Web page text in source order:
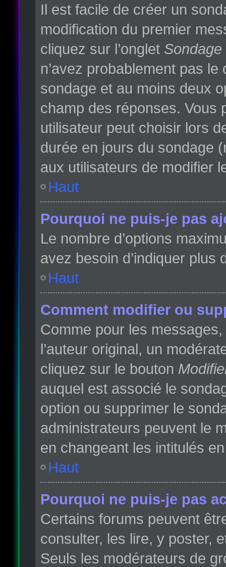
Il est facile de créer un
modification du premier
cliquez sur l’onglet Sondage
n’avez probablement pas
sondage et au moins deux
champ des réponses. Vous
utilisateur peut choisir lors
durée en jours du sondage
aux utilisateurs de modifier
Haut
Pourquoi ne puis-je pas
Le nombre d’options
avez besoin d’indiquer plus
Haut
Comment modifier ou
Comme pour les
l’auteur original, un
cliquez sur le bouton
auquel est associé le
option ou supprimer le
administrateurs peuvent le
en changeant les intitulés
Haut
Pourquoi ne puis-je pas
Certains forums peuvent
consulter, les lire, y poster,
Seuls les modérateurs de